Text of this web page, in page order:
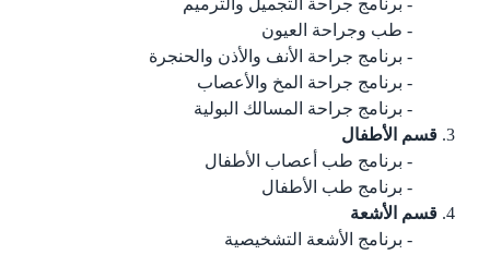
برنامج جراحة التجميل والترميم
طب وجراحة العيون
برنامج جراحة الأنف والأذن والحنجرة
برنامج جراحة المخ والأعصاب
برنامج جراحة المسالك البولية
قسم الأ​طفال
برنامج طب أعصاب الأطفال
برنامج طب الأطفال
قسم الأشعة
برنامج الأشعة التشخيصية